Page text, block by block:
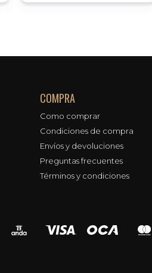
COMPRA
Como comprar
Condiciones de compra
Envíos y devoluciones
Preguntas frecuentes
Términos y condiciones